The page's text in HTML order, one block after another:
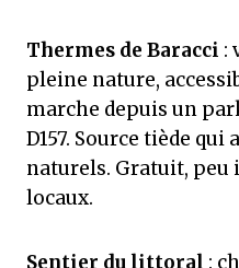
Thermes de Baracci :
pleine nature,
marche depuis un
D157. Source tiède
naturels. Gratuit, peu
locaux.
Sentier du littoral :